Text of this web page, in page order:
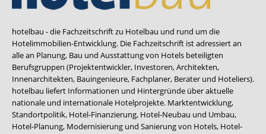
hotelbau - die Fachzeitschrift zu Hotelbau und rund um die
Hotelimmobilien-Entwicklung. Die Fachzeitschrift ist adressiert an
alle an Planung, Bau und Ausstattung von Hotels beteiligten
Berufsgruppen (Projektentwickler, Investoren, Architekten,
Innenarchitekten, Bauingenieure, Fachplaner, Berater und Hoteliers).
hotelbau liefert Informationen und Hintergründe über aktuelle
nationale und internationale Hotelprojekte. Marktentwicklung,
Standortpolitik, Hotel-Finanzierung, Hotel-Neubau und Umbau,
Hotel-Planung, Modernisierung und Sanierung von Hotels, Hotel-